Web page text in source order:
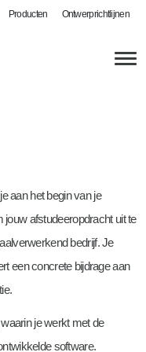
Producten Ontwerprichtlijnen
aan het begin van je
afstudeeropdracht uit te
bedrijf. Je
een concrete bijdrage aan
je werkt met de
software.